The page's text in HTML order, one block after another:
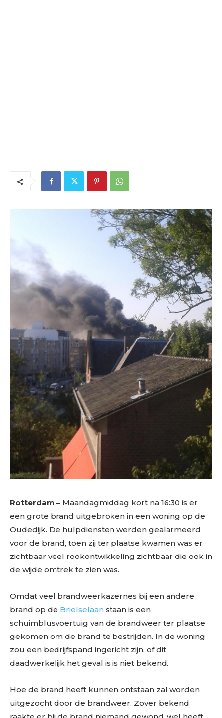
Rotterdam – Maandagmiddag kort na 16:30 is er
een grote brand uitgebroken in een woning op de
Oudedijk. De hulpdiensten werden gealarmeerd
voor de brand, toen zij ter plaatse kwamen was er
zichtbaar veel rookontwikkeling zichtbaar die ook in
de wijde omtrek te zien was.
Omdat veel brandweerkazernes bij een andere
brand op de Brielselaan staan is een
schuimblusvoertuig van de brandweer ter plaatse
gekomen om de brand te bestrijden. In de woning
zou een bedrijfspand ingericht zijn, of dit
daadwerkelijk het geval is is niet bekend.
Hoe de brand heeft kunnen ontstaan zal worden
uitgezocht door de brandweer. Zover bekend